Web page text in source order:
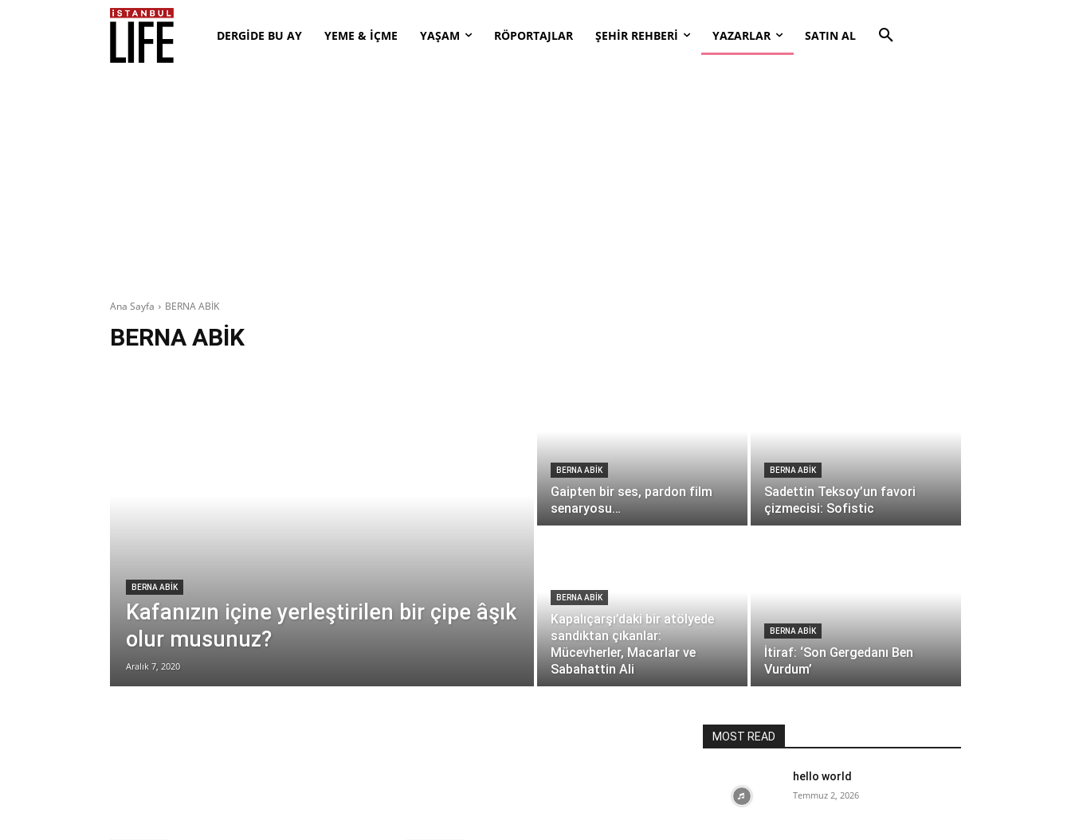
DERGİDE BU AY YEME & İÇME YAŞAM RÖPORTAJLAR ŞEHİR REHBERİ YAZARLAR SATIN AL
Ana Sayfa BERNA ABİK
BERNA ABİK
BERNA ABİK
Kafanızın içine yerleştirilen bir çipe âşık
olur musunuz?
Aralık 7, 2020
BERNA ABİK
Gaipten bir ses, pardon film
senaryosu…
BERNA ABİK
Sadettin Teksoy’un favori
çizmecisi: Sofistic
BERNA ABİK
Kapalıçarşı’daki bir atölyede
sandıktan çıkanlar:
Mücevherler, Macarlar ve
Sabahattin Ali
BERNA ABİK
İtiraf: ‘Son Gergedanı Ben
Vurdum’
MOST READ
hello world
Temmuz 2, 2026